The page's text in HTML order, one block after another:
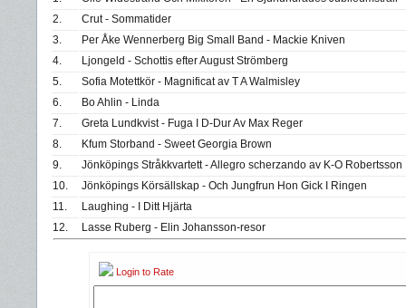
2.
Crut - Sommatider
3.
Per Åke Wennerberg Big Small Band - Mackie Kniven
4.
Ljongeld - Schottis efter August Strömberg
5.
Sofia Motettkör - Magnificat av T A Walmisley
6.
Bo Ahlin - Linda
7.
Greta Lundkvist - Fuga I D-Dur Av Max Reger
8.
Kfum Storband - Sweet Georgia Brown
9.
Jönköpings Stråkkvartett - Allegro scherzando av K-O Robertsson
10.
Jönköpings Körsällskap - Och Jungfrun Hon Gick I Ringen
11.
Laughing - I Ditt Hjärta
12.
Lasse Ruberg - Elin Johansson-resor
Login to Rate